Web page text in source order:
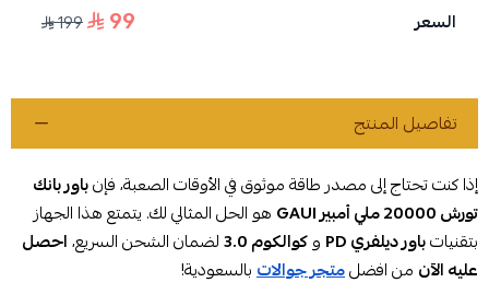
السعر 99
199
تفاصيل المنتج
إذا كنت تحتاج إلى مصدر طاقة موثوق في الأوقات الصعبة، فإنباور بانك
تورش 20000 ملي أمبير GAUI
هو الحل المثالي لك. يتمتع هذا الجهاز
بتقنياتباور ديلفري PD وكوالكوم 3.0 لضمان الشحن السريع،احصل
عليه الآن من افضلمتجر جوالاتبالسعودية!